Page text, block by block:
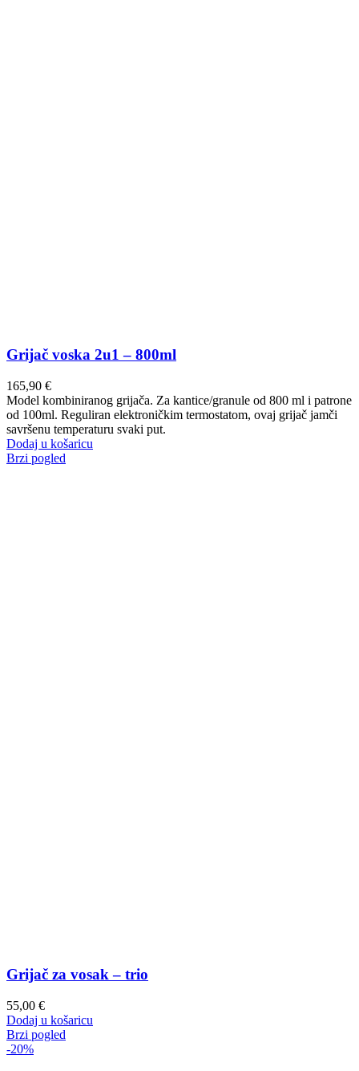
Grijač voska 2u1 – 800ml
165,90 €
Model kombiniranog grijača. Za kantice/granule od 800 ml i patrone
od 100ml. Reguliran elektroničkim termostatom, ovaj grijač jamči
savršenu temperaturu svaki put.
Dodaj u košaricu
Brzi pogled
Grijač za vosak – trio
55,00 €
Dodaj u košaricu
Brzi pogled
-20%